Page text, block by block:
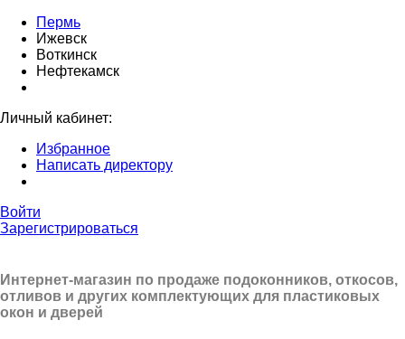
Пермь
Ижевск
Воткинск
Нефтекамск
Личный кабинет:
Избранное
Написать директору
Войти
Зарегистрироваться
Интернет-магазин по продаже подоконников, откосов,
отливов и других комплектующих для пластиковых
окон и дверей